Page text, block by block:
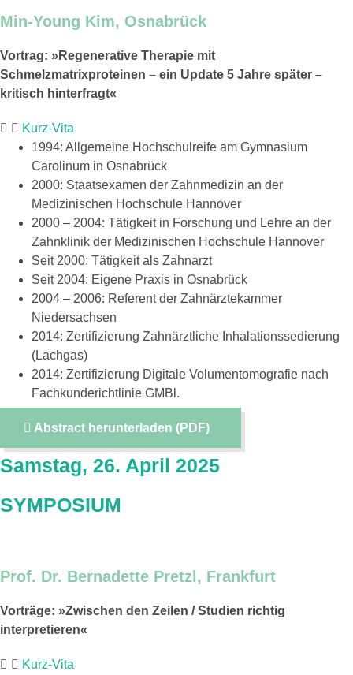
Min-Young Kim, Osnabrück
Vortrag: »Regenerative Therapie mit
Schmelzmatrixproteinen – ein Update 5 Jahre später –
kritisch hinterfragt«
Kurz-Vita
1994: Allgemeine Hochschulreife am Gymnasium
Carolinum in Osnabrück
2000: Staatsexamen der Zahnmedizin an der
Medizinischen Hochschule Hannover
2000 – 2004: Tätigkeit in Forschung und Lehre an der
Zahnklinik der Medizinischen Hochschule Hannover
Seit 2000: Tätigkeit als Zahnarzt
Seit 2004: Eigene Praxis in Osnabrück
2004 – 2006: Referent der Zahnärztekammer
Niedersachsen
2014: Zertifizierung Zahnärztliche Inhalationssedierung
(Lachgas)
2014: Zertifizierung Digitale Volumentomografie nach
Fachkunderichtlinie GMBl.
Abstract herunterladen (PDF)
Samstag, 26. April 2025
SYMPOSIUM
Prof. Dr. Bernadette Pretzl, Frankfurt
Vorträge: »Zwischen den Zeilen / Studien richtig
interpretieren«
Kurz-Vita